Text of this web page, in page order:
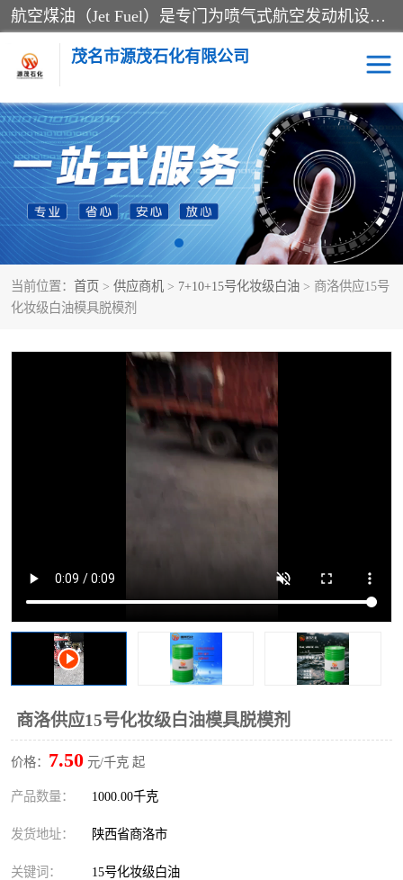
航空煤油（Jet Fuel）是专门为喷气式航空发动机设计的高纯度燃料，主要分为Jet A、Jet A-1和Jet B等类型。其特点是闪点高、低温流动性好，并添加了抗静电剂和抗氧化剂以确保飞行安全。航空煤油需
茂名市源茂石化有限公司
当前位置： 首页 > 供应商机 > 7+10+15号化妆级白油 > 商洛供应15号
化妆级白油模具脱模剂
商洛供应15号化妆级白油模具脱模剂
价格： 7.50 元/千克 起
产品数量： 1000.00千克
发货地址： 陕西省商洛市
关键词： 15号化妆级白油
RP3航空煤油 D20+D30溶剂油
D40+D60溶剂油 D80+D100溶剂油
6号+120号溶剂油 260号溶剂油
异构烷烃 天然乳胶
26+32号化妆级白油 46+68号化妆级白油